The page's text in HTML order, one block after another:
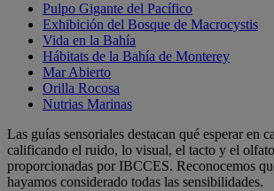
Pulpo Gigante del Pacífico
Exhibición del Bosque de Macrocystis
Vida en la Bahía
Hábitats de la Bahía de Monterey
Mar Abierto
Orilla Rocosa
Nutrias Marinas
Las guías sensoriales destacan qué esperar en
calificando el ruido, lo visual, el tacto y el
proporcionadas por IBCCES. Reconocemos
hayamos considerado todas las sensibilidades.